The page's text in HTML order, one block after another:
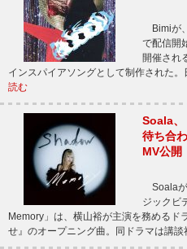
Bimiが
で配信開
開催され
インスパイアソングとして制作された
読む
Soala、
待ち合
MV公開
Soalaが
ジックビ
Memory」は、横山裕が主演を務めるド
せ』のオープニング曲。同ドラマは講